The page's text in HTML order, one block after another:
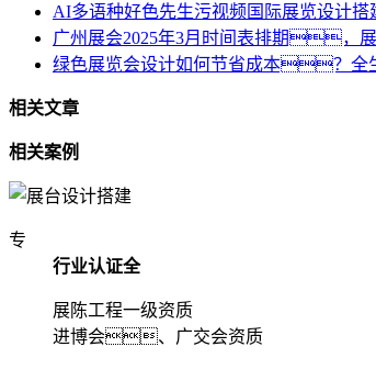
AI多语种好色先生污视频国际展览设计
广州展会2025年3月时间表排期，
绿色展览会设计如何节省成本？全
相关文章
相关案例
专
行业认证全
展陈工程一级资质
进博会、广交会资质